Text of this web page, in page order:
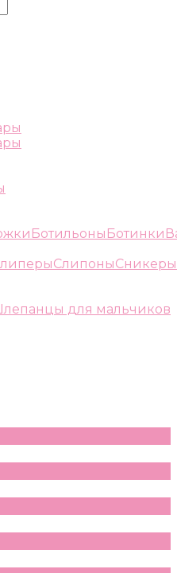
Ботильоны Ботинки
СлипоныСникеры
для мальчиков